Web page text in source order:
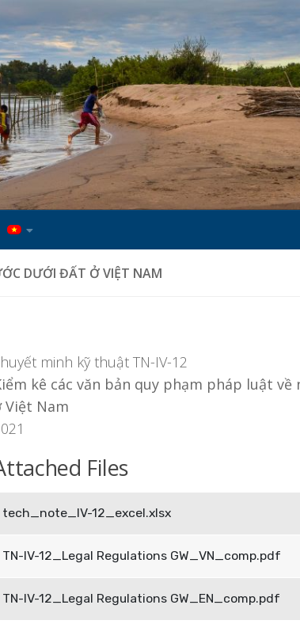
DƯỚI ĐẤT Ở VIỆT NAM
minh kỹ thuật TN-IV-12
kê các văn bản quy phạm pháp luật
Việt Nam
Files
tech_note_IV-12_excel.xlsx
TN-IV-12_Legal Regulations GW_VN_comp.pdf
TN-IV-12_Legal Regulations GW_EN_comp.pdf